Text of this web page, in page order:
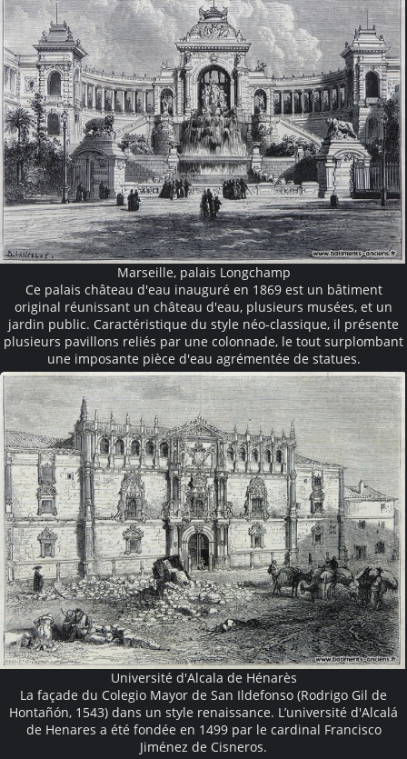
Marseille, palais Longchamp
Ce palais château d'eau inauguré en 1869 est un bâtiment
original réunissant un château d'eau, plusieurs musées, et un
jardin public. Caractéristique du style néo-classique, il présente
plusieurs pavillons reliés par une colonnade, le tout surplombant
une imposante pièce d'eau agrémentée de statues.
Université d'Alcala de Hénarès
La façade du Colegio Mayor de San Ildefonso (Rodrigo Gil de
Hontañón, 1543) dans un style renaissance. L’université d'Alcalá
de Henares a été fondée en 1499 par le cardinal Francisco
Jiménez de Cisneros.